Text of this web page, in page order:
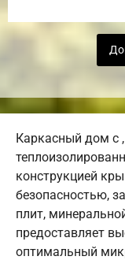
Каркасный дом с
конструкцией
безопасностью,
плит,
предоставляет
оптимальный